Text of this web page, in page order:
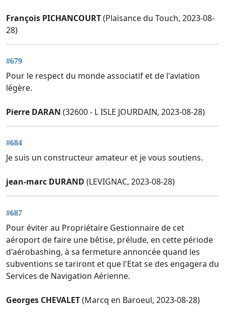
François PICHANCOURT(Plaisance du Touch, 2023-08-
28)
#679
Pour le respect du monde associatif et de l'aviation
légère.
Pierre DARAN (32600 - L ISLE JOURDAIN, 2023-08-28)
#684
Je suis un constructeur amateur et je vous soutiens.
jean-marc DURAND (LEVIGNAC, 2023-08-28)
#687
Pour éviter au Propriétaire Gestionnaire de cet
aéroport de faire une bêtise, prélude, en cette période
d'aérobashing, à sa fermeture annoncée quand les
subventions se tariront et que l'Etat se des engagera du
Services de Navigation Aérienne.
Georges CHEVALET(Marcq en Baroeul, 2023-08-28)